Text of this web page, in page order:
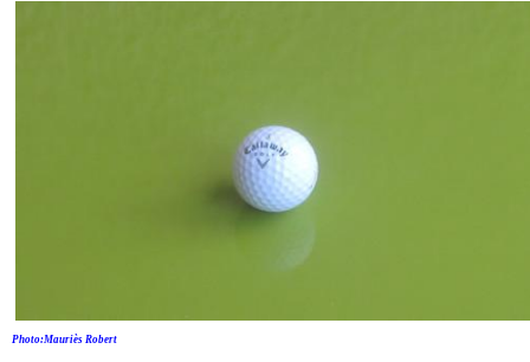
Photo:Mauriès Robert